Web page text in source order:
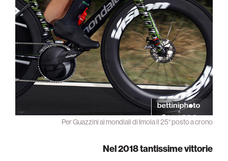
Per Guazzini ai mondiali di Imola il 25° posto a crono
Nel 2018 tantissime vittorie